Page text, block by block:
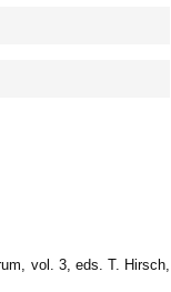
vol. 3, eds. T. Hirsch,